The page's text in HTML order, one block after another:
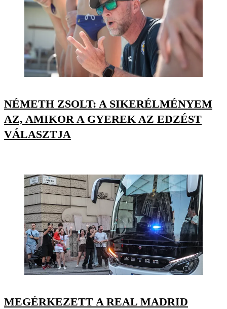
NÉMETH ZSOLT: A SIKERÉLMÉNYEM
AZ, AMIKOR A GYEREK AZ EDZÉST
VÁLASZTJA
MEGÉRKEZETT A REAL MADRID